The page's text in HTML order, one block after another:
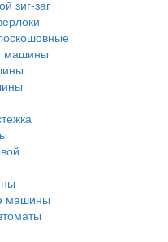
зиг-заг
машины
машины